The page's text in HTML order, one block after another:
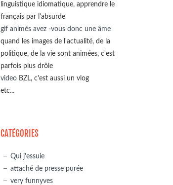
linguistique idiomatique, apprendre le
français par l'absurde
gif animés avez -vous donc une âme
quand les images de l'actualité, de la
politique, de la vie sont animées, c'est
parfois plus drôle
video BZL, c'est aussi un vlog
etc...
CATÉGORIES
Qui j'essuie
attaché de presse purée
very funnyves